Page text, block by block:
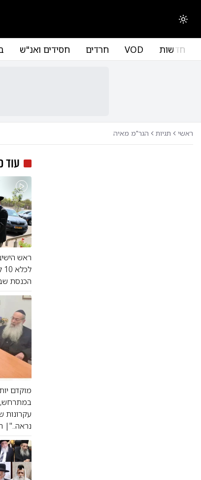
החלפת מצב תצוגה
חדשות VOD חרדים חסידים ואנ"ש
ראשי תגיות הגר"מ מאיה
עוד
ראש
הכנסת
מוקדם
במתרחש,
עקרונות
נראה.."|